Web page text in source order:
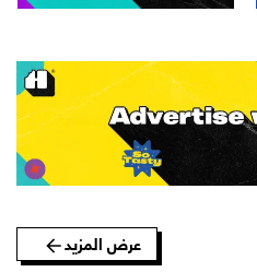
عرض المزيد